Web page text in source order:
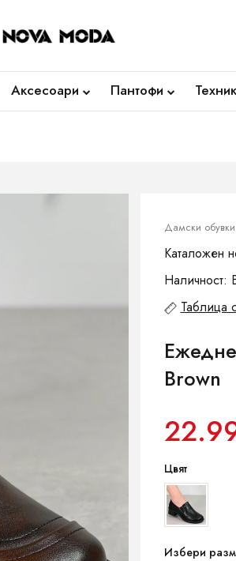
Аксесоари Пантофи
Дамски обувки
Каталожен
Наличност:
Таблица
Brown
Цвят
Избери